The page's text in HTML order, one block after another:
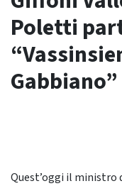
Poletti
Gabbiano”
Quest’oggi il ministro